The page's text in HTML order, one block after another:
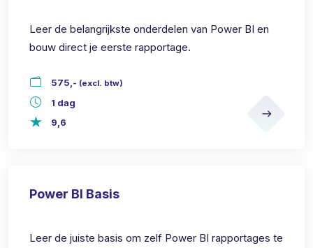
Leer de belangrijkste onderdelen van Power BI en
bouw direct je eerste rapportage.
575,- (excl. btw)
1 dag
9,6
Power BI Basis
Leer de juiste basis om zelf Power BI rapportages te